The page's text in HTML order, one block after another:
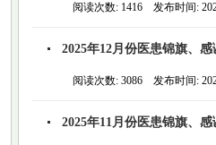
阅读次数: 1416 发布时间:
2025年12月份医患锦旗、感
阅读次数: 3086 发布时间:
2025年11月份医患锦旗、感